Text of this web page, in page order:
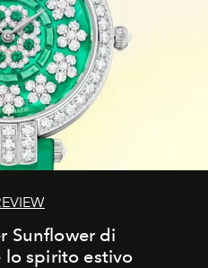
Sunflower di
lo spirito estivo